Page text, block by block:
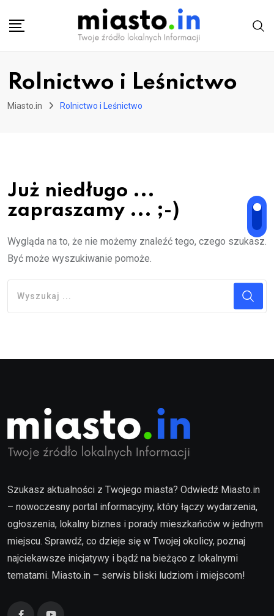
Rolnictwo i Leśnictwo
Miasto.in Rolnictwo i Leśnictwo
Już niedługo ...
zapraszamy ... ;-)
Wygląda na to, że nie możemy znaleźć tego, czego szukasz.
Być może wyszukiwanie pomoże.
Szukasz aktualności z Twojego miasta? Odwiedź Miasto.in
– nowoczesny portal informacyjny, który łączy wydarzenia,
ogłoszenia, lokalny biznes i porady mieszkańców w jednym
miejscu. Sprawdź, co dzieje się w Twojej okolicy, poznaj
najciekawsze inicjatywy i bądź na bieżąco z lokalnymi
tematami. Miasto.in – serwis bliski ludziom i miejscom!